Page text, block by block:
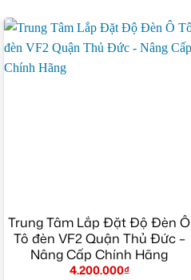
Trung Tâm Lắp Đặt Độ Đèn Ô
Tô đèn VF2 Quận Thủ Đức –
Nâng Cấp Chính Hãng
4.200.000₫